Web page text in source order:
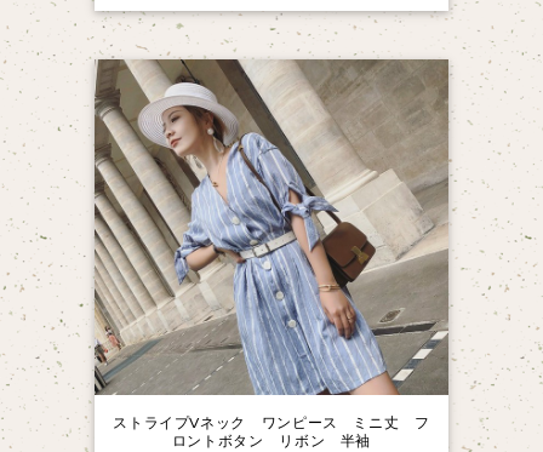
ストライプVネック ワンピース ミニ丈 フ
ロントボタン リボン 半袖